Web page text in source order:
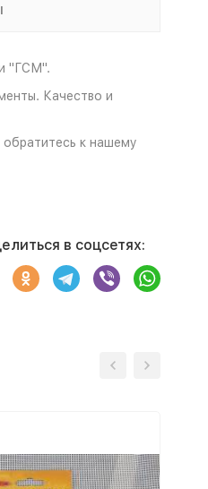
"ГСМ".
Качество и
к нашему
в соцсетях: